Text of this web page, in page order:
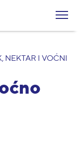
NEKTAR I VOĆNI